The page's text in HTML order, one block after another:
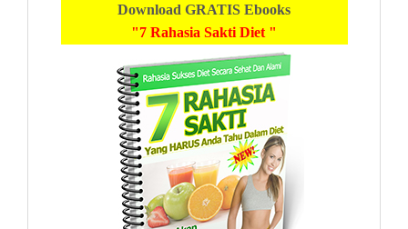
Download GRATIS Ebooks
"7 Rahasia Sakti Diet "